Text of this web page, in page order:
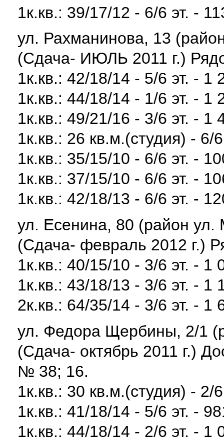
1к.кв.: 39/17/12 - 6/6 эт. -
ул. Рахманинова, 13
(Сдача- ИЮЛЬ 2011 г.)
1к.кв.: 42/18/14 - 5/6 эт. - 1
1к.кв.: 44/18/14 - 1/6 эт. - 1
1к.кв.: 49/21/16 - 3/6 эт. - 1
1к.кв.: 26 кв.м.(студия) - 6/
1к.кв.: 35/15/10 - 6/6 эт. -
1к.кв.: 37/15/10 - 6/6 эт. -
1к.кв.: 42/18/13 - 6/6 эт. -
ул. Есенина, 80 (район ул.
(Сдача- февраль 2012 г.)
1к.кв.: 40/15/10 - 3/6 эт. - 1
1к.кв.: 43/18/13 - 3/6 эт. - 1
2к.кв.: 64/35/14 - 3/6 эт. - 1
ул. Федора Щербины, 2/1
(Сдача- октябрь 2011 г.)
№ 38; 16.
1к.кв.: 30 кв.м.(студия) - 2/
1к.кв.: 41/18/14 - 5/6 эт. -
1к.кв.: 44/18/14 - 2/6 эт. - 1